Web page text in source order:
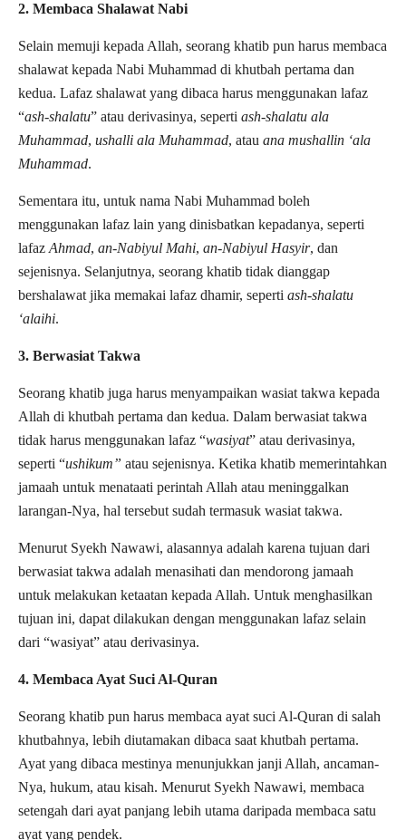
2. Membaca Shalawat Nabi
Selain memuji kepada Allah, seorang khatib pun harus membaca
shalawat kepada Nabi Muhammad di khutbah pertama dan
kedua. Lafaz shalawat yang dibaca harus menggunakan lafaz
“ash-shalatu” atau derivasinya, seperti ash-shalatu ala
Muhammad, ushalli ala Muhammad, atau ana mushallin ‘ala
Muhammad.
Sementara itu, untuk nama Nabi Muhammad boleh
menggunakan lafaz lain yang dinisbatkan kepadanya, seperti
lafaz Ahmad, an-Nabiyul Mahi, an-Nabiyul Hasyir, dan
sejenisnya. Selanjutnya, seorang khatib tidak dianggap
bershalawat jika memakai lafaz dhamir, seperti ash-shalatu
‘alaihi.
3. Berwasiat Takwa
Seorang khatib juga harus menyampaikan wasiat takwa kepada
Allah di khutbah pertama dan kedua. Dalam berwasiat takwa
tidak harus menggunakan lafaz “wasiyat” atau derivasinya,
seperti “ushikum” atau sejenisnya. Ketika khatib memerintahkan
jamaah untuk menataati perintah Allah atau meninggalkan
larangan-Nya, hal tersebut sudah termasuk wasiat takwa.
Menurut Syekh Nawawi, alasannya adalah karena tujuan dari
berwasiat takwa adalah menasihati dan mendorong jamaah
untuk melakukan ketaatan kepada Allah. Untuk menghasilkan
tujuan ini, dapat dilakukan dengan menggunakan lafaz selain
dari “wasiyat” atau derivasinya.
4. Membaca Ayat Suci Al-Quran
Seorang khatib pun harus membaca ayat suci Al-Quran di salah
khutbahnya, lebih diutamakan dibaca saat khutbah pertama.
Ayat yang dibaca mestinya menunjukkan janji Allah, ancaman-
Nya, hukum, atau kisah. Menurut Syekh Nawawi, membaca
setengah dari ayat panjang lebih utama daripada membaca satu
ayat yang pendek.